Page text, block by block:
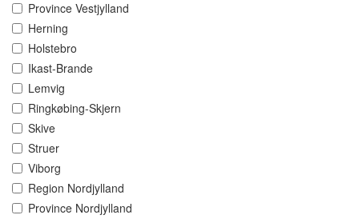
Province Vestjylland
Herning
Holstebro
Ikast-Brande
Lemvig
Ringkøbing-Skjern
Skive
Struer
Viborg
Region Nordjylland
Province Nordjylland